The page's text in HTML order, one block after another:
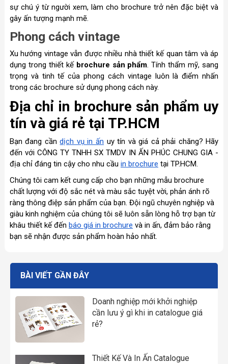
sự chú ý từ người xem, làm cho brochure trở nên đặc biệt và
gây ấn tượng mạnh mẽ.
Phong cách vintage
Xu hướng vintage vẫn được nhiều nhà thiết kế quan tâm và áp
dụng trong thiết kế brochure sản phẩm. Tính thẩm mỹ, sang
trọng và tinh tế của phong cách vintage luôn là điểm nhấn
trong các brochure sử dụng phong cách này.
Địa chỉ in brochure sản phẩm uy
tín và giá rẻ tại TP.HCM
Bạn đang cầndịch vụ in ấn uy tín và giá cả phải chăng? Hãy
đến với CÔNG TY TNHH SX TMDV IN ẤN PHÚC CHUNG GIA -
địa chỉ đáng tin cậy cho nhu cầu in brochure tại TP.HCM.
Chúng tôi cam kết cung cấp cho bạn những mẫu brochure
chất lượng với độ sắc nét và màu sắc tuyệt vời, phản ánh rõ
ràng thông điệp sản phẩm của bạn. Đội ngũ chuyên nghiệp và
giàu kinh nghiệm của chúng tôi sẽ luôn sẵn lòng hỗ trợ bạn từ
khâu thiết kế đến báo giá in brochure và in ấn, đảm bảo rằng
bạn sẽ nhận được sản phẩm hoàn hảo nhất.
BÀI VIẾT GẦN ĐÂY
Doanh nghiệp mới khởi nghiệp
cần lưu ý gì khi in catalogue giá
rẻ?
Thiết Kế Và In Ấn Catalogue